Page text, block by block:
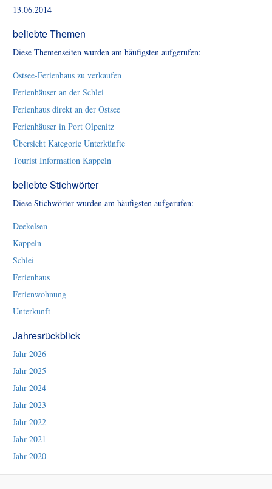
13.06.2014
beliebte Themen
Diese Themenseiten wurden am häufigsten aufgerufen:
Ostsee-Ferienhaus zu verkaufen
Ferienhäuser an der Schlei
Ferienhaus direkt an der Ostsee
Ferienhäuser in Port Olpenitz
Übersicht Kategorie Unterkünfte
Tourist Information Kappeln
beliebte Stichwörter
Diese Stichwörter wurden am häufigsten aufgerufen:
Deekelsen
Kappeln
Schlei
Ferienhaus
Ferienwohnung
Unterkunft
Jahresrückblick
Jahr 2026
Jahr 2025
Jahr 2024
Jahr 2023
Jahr 2022
Jahr 2021
Jahr 2020